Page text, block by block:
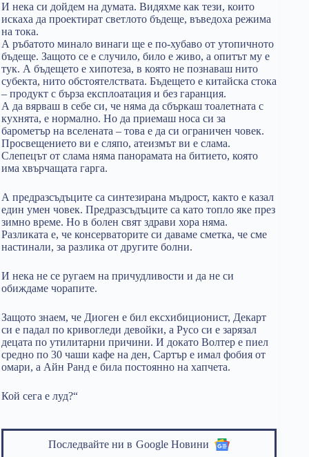
И нека си дойдем на думата. Видяхме как тези, които
искаха да проектират светлото бъдеще, въведоха режима
на тока.
А ръбатото минало винаги ще е по-хубаво от утопичното
бъдеще. Защото се е случило, било е живо, а опитът му е
тук. А бъдещето е хипотеза, в която не познаваш нито
субекта, нито обстоятелствата. Бъдещето е китайска стока
– продукт с бърза експлоатация и без гаранция.
А да вярваш в себе си, че няма да сбъркаш тоалетната с
кухнята, е нормално. Но да приемаш носа си за
барометър на вселената – това е да си ограничен човек.
Просвещението ви е сляпо, атеизмът ви е слама.
Слепецът от слама няма панорамата на битието, която
има хвърчащата гарга.
А предразсъдъците са синтезирана мъдрост, както е казал
един умен човек. Предразсъдъците са като топло яке през
зимно време. Но в болен свят здрави хора няма.
Разликата е, че консерваторите си даваме сметка, че сме
настинали, за разлика от другите болни.
И нека не се ругаем на причудливости и да не си
обиждаме чорапите.
Защото знаем, че Диоген е бил ексхибиционист, Декарт
си е падал по кривогледи девойки, а Русо си е зарязал
децата по утилитарни причини. И докато Волтер е пиел
средно по 30 чаши кафе на ден, Сартър е имал фобия от
омари, а Айн Ранд е била постоянно на хапчета.
Кой сега е луд?“
Последвайте ни в Google Новини